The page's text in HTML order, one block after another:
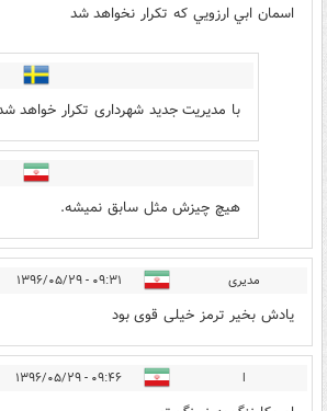
اسمان ابي ارزويي كه تكرار نخواهد شد
با مدیریت جدید شهرداری تکرار خواهد
هیچ چیزش مثل سابق نمیشه.
مدیری ۰۹:۳۱ - ۱۳۹۶/۰۵/۲۹
یادش بخیر ترمز خیلی قوی بود
ا ۰۹:۴۶ - ۱۳۹۶/۰۵/۲۹